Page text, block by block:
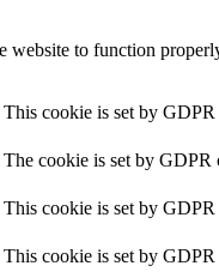
website to function
This cookie is set by
The cookie is set by GDPR
This cookie is set by
This cookie is set by